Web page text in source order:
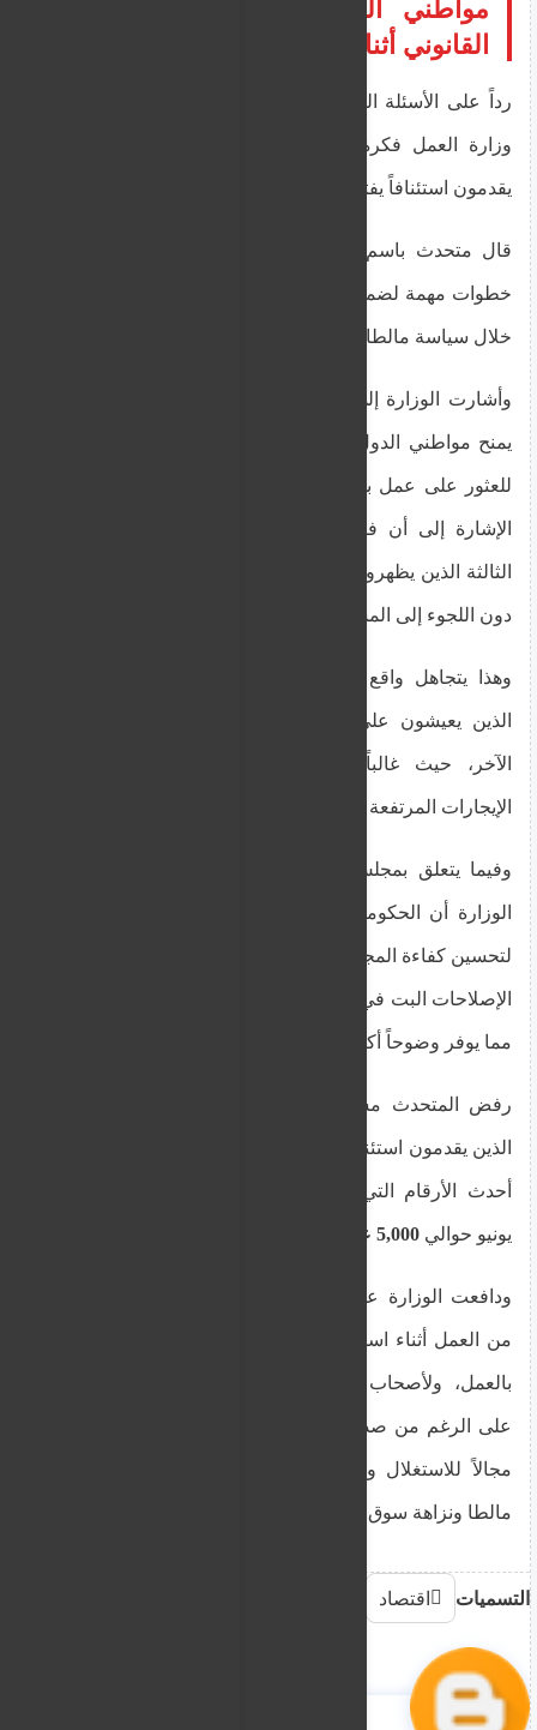
القانوني أثناء الاستئناف
وزارة العمل فكرة أن مواطني الدول الثالثة الذين
يقدمون استئنافاً يفتقرون إلى الضمانات القانونية.
قال متحدث باسم الوزارة: "اتخذت الحكومة بالفعل
خطوات مهمة لضمان نظام عادل وشفاف ومنظم من
خلال سياسة مالطا لهجرة العمالة".
وأشارت الوزارة إلى إجراء في سياسة هجرة العمالة
للعثور على عمل بديل. ومع ذلك، فشل المتحدث في
الإشارة إلى أن فترة السماح تُمنح لمواطني الدول
الثالثة الذين يظهرون موارد مالية كافية لإعالة أنفسهم
دون اللجوء إلى المساعدة الاجتماعية.
وهذا يتجاهل واقع العديد من مواطني الدول الثالثة
الذين يعيشون على أساس شيك الأجر (الراتب) تلو
الآخر، حيث غالباً ما تستهلك رواتبهم المنخفضة
الإيجارات المرتفعة والنفقات الأخرى.
الوزارة أن الحكومة أدخلت تعديلات قانونية وإجرائية
لتحسين كفاءة المجلس. وأضاف المتحدث: "تضمن هذه
الإصلاحات البت في الاستئنافات في إطار زمني أقصر،
مما يوفر وضوحاً أكبر ويقيناً قانونياً".
رفض المتحدث مشاركة عدد مواطني الدول الثالثة
الذين يقدمون استئنافاً أمام هذا المجلس، حيث أظهرت
يونيو حوالي 5,000 عامل
ودافعت الوزارة عن قرار منع مواطني الدول الثالثة
من العمل أثناء استئناف قضيتهم: "إن السماح للأفراد
بالعمل، ولأصحاب العمل غير الملتزمين بالتوظيف،
على الرغم من صدور قرار سلبي، من شأنه أن يخلق
مجالاً للاستغلال ويقوض مصداقية نظام الهجرة في
مالطا ونزاهة سوق العمل"
التسميات اقتصاد